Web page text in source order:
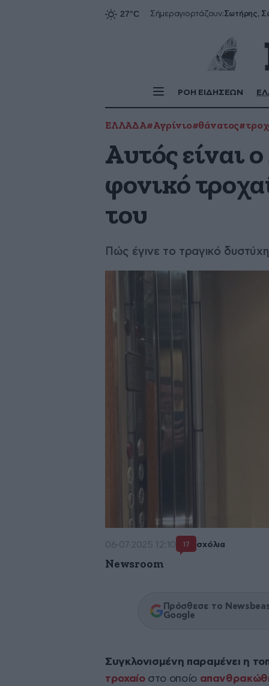
Σήμεραγιορτάζουν:
ΡΟΗ ΕΙΔΗΣΕΩΝ
ΕΛΛΑΔΑ#Αγρίνιο#θάνατος
Αυτός είναι
φονικό
του
Πώς έγινε το τραγικό
06·07·2025 12:10 17 σχόλια
Newsroom
Πρόσθεσε το
Google
Συγκλονισμένη παραμένει η
τροχαίοστο οποίο